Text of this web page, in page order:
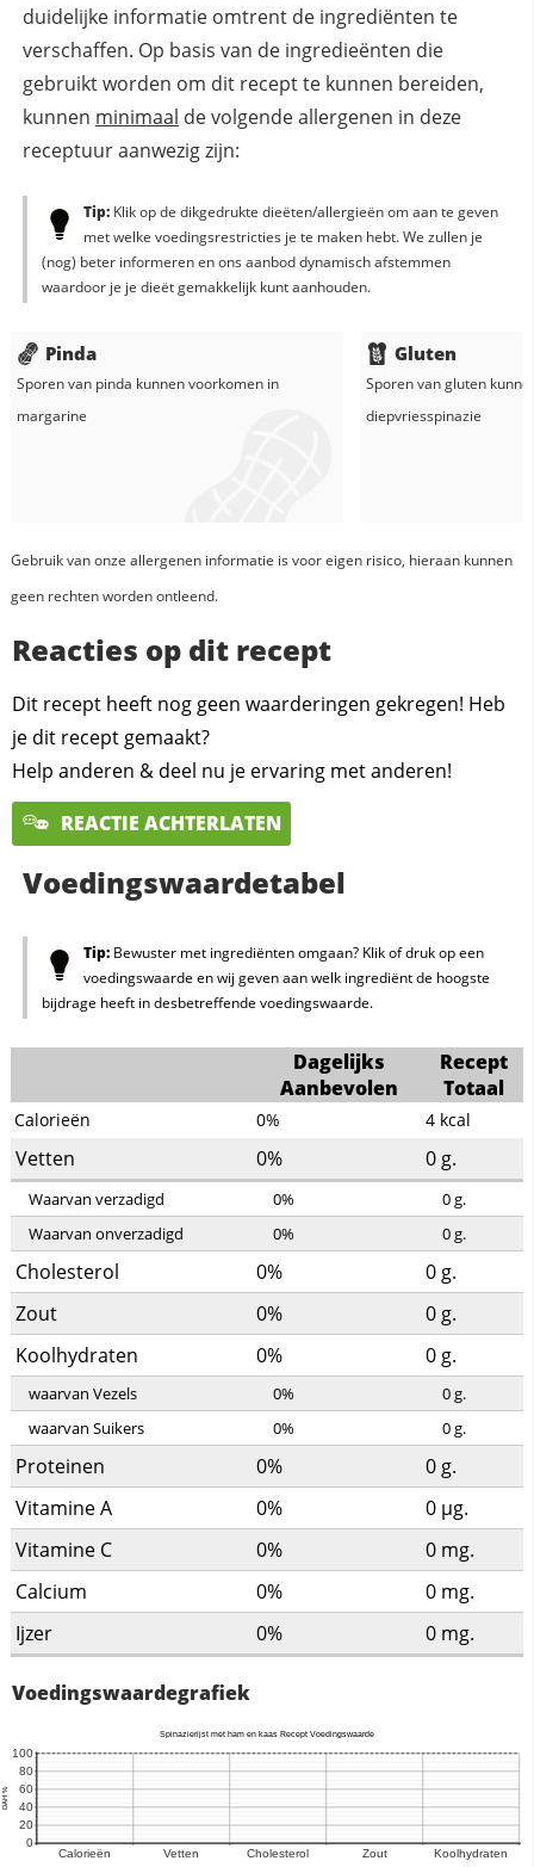
duidelijke informatie omtrent de ingrediënten te
verschaffen. Op basis van de ingredieënten die
gebruikt worden om dit recept te kunnen bereiden,
kunnen minimaal de volgende allergenen in deze
receptuur aanwezig zijn:
Tip:Klik op de dikgedrukte dieëten/allergieën om aan te geven
met welke voedingsrestricties je te maken hebt. We zullen je
(nog) beter informeren en ons aanbod dynamisch afstemmen
waardoor je je dieët gemakkelijk kunt aanhouden.
Pinda
Sporen van pinda kunnen voorkomen in
margarine
Gluten
Sporen van gluten
diepvriesspinazie
Gebruik van onze allergenen informatie is voor eigen risico, hieraan kunnen
geen rechten worden ontleend.
Reacties op dit recept
Dit recept heeft nog geen waarderingen gekregen! Heb
je dit recept gemaakt?
Help anderen & deel nu je ervaring met anderen!
REACTIE ACHTERLATEN
Voedingswaardetabel
Tip:Bewuster met ingrediënten omgaan? Klik of druk op een
voedingswaarde en wij geven aan welk ingrediënt de hoogste
bijdrage heeft in desbetreffende voedingswaarde.
Dagelijks
Aanbevolen
Recept
Totaal
Calorieën 0% 4 kcal
Vetten 0% 0 g.
Waarvan verzadigd 0% 0g.
Waarvan onverzadigd
0% 0g.
Cholesterol 0% 0 g.
Zout
0% 0 g.
Koolhydraten
0% 0 g.
waarvan Vezels 0% 0g.
waarvan Suikers
0% 0g.
Proteinen 0% 0 g.
Vitamine A
0% 0 µg.
Vitamine C
0% 0 mg.
Calcium
0% 0 mg.
Ijzer
0% 0 mg.
Voedingswaardegrafiek